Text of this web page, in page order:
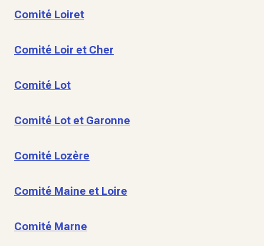
Comité Loiret
Comité Loir et Cher
Comité Lot
Comité Lot et Garonne
Comité Lozère
Comité Maine et Loire
Comité Marne